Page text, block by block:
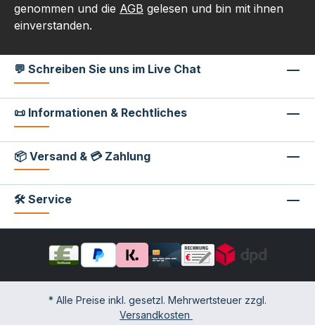
genommen und die AGB gelesen und bin mit ihnen
einverstanden.
💬 Schreiben Sie uns im Live Chat
📜 Informationen & Rechtliches
📦 Versand & 💳 Zahlung
🛠 Service
* Alle Preise inkl. gesetzl. Mehrwertsteuer zzgl.
Versandkosten